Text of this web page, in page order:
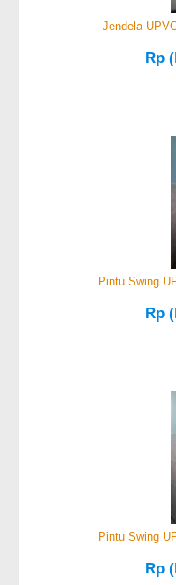
Jendela
Rp
Pintu Swing
Rp
Pintu Swing
Rp